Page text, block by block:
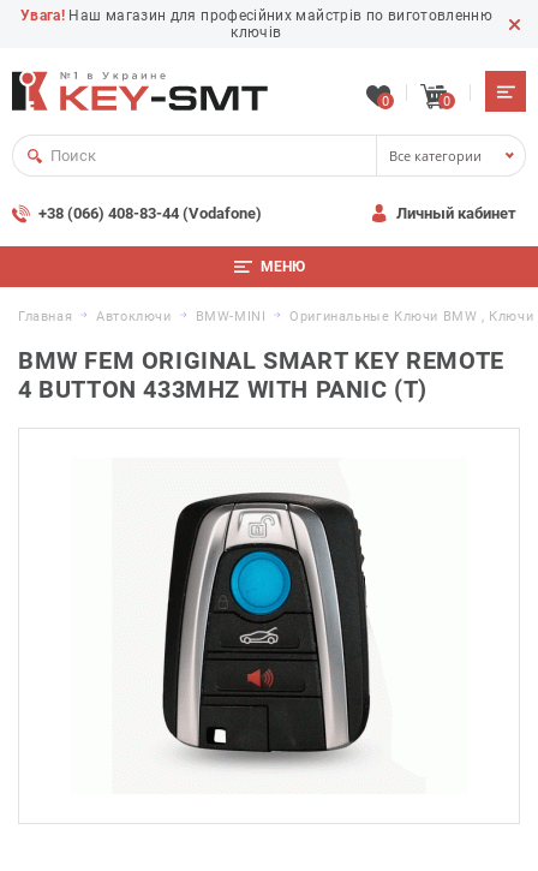
Увага! Наш магазин для професійних майстрів по виготовленню
ключів
0 0
Все категории
+38 (066) 408-83-44 (Vodafone) Личный кабинет
МЕНЮ
Главная Автоключи BMW-MINI Оригинальные Ключи BMW ,
BMW FEM ORIGINAL SMART KEY REMOTE
4 BUTTON 433MHZ WITH PANIC (T)